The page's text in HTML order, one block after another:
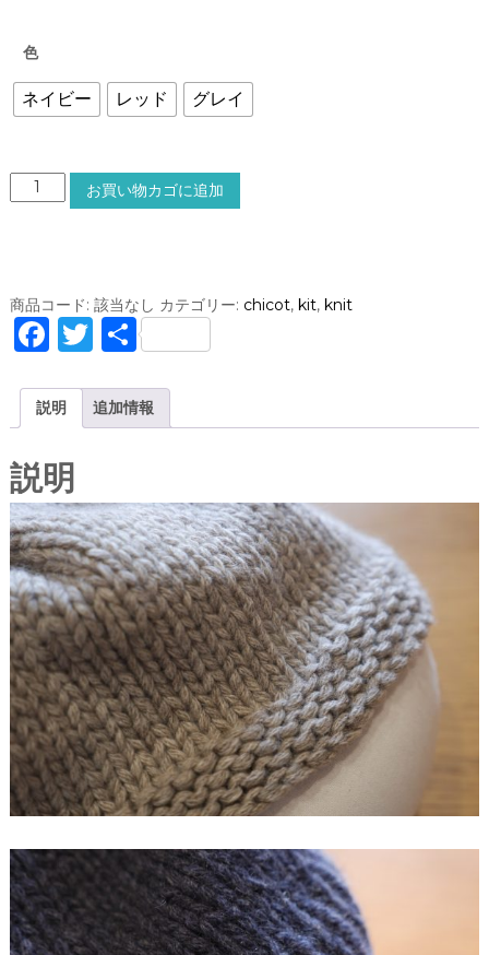
色
ネイビー レッド グレイ
シ
ロ
ー
ゲ
ジ
ャ
ッ
プ
【
編
み
物
キ
ッ
ト
】
c
h
i
c
o
お買い物カゴに追加
商品コード: 該当なし カテゴリー: chicot, kit, knit
F
c
b
o
o
k
T
it
te
共
説明 追加情報
説明